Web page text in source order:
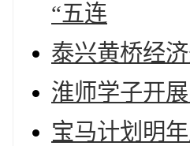
“五连
泰兴黄桥经
淮师学子开
宝马计划明